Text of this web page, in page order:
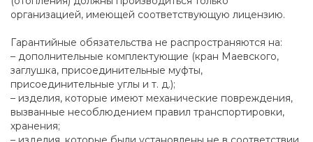
организацией, имеющей соответствующую лицензию.
Гарантийные обязательства не распространяются на:
– дополнительные комплектующие (кран Маевского,
заглушка, присоединительные муфты,
присоединительные углы и т. д.);
– изделия, которые имеют механические повреждения,
вызванные несоблюдением правил транспортировки,
хранения;